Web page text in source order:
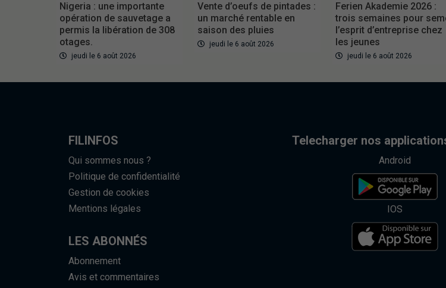
Nigeria : une importante
opération de sauvetage a
permis la libération de 308
otages.
jeudi le 6 août 2026
Vente d’oeufs de pintades :
un marché rentable en
saison des pluies
jeudi le 6 août 2026
Ferien Akademie 2026 :
trois semaines pour
l’esprit d’entreprise chez
les jeunes
jeudi le 6 août 2026
FILINFOS
Qui sommes nous ?
Politique de confidentialité
Gestion de cookies
Mentions légales
LES ABONNÉS
Abonnement
Avis et commentaires
Telecharger nos
Android
IOS